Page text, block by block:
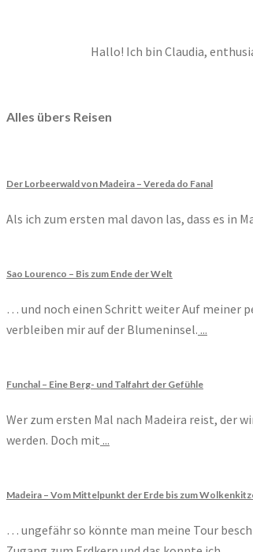
Hallo! Ich bin Claudia,
Alles übers Reisen
Der Lorbeerwald von Madeira – Vereda do Fanal
Als ich zum ersten mal davon las, dass es in
Sao Lourenco – Bis zum Ende der Welt
… und noch einen Schritt weiter Auf meiner
verbleiben mir auf der Blumeninsel. ...
Funchal – Eine Berg- und Talfahrt der Gefühle
Wer zum ersten Mal nach Madeira reist, der
werden. Doch mit ...
Madeira – Vom Mittelpunkt der Erde bis zum
… ungefähr so könnte man meine Tour